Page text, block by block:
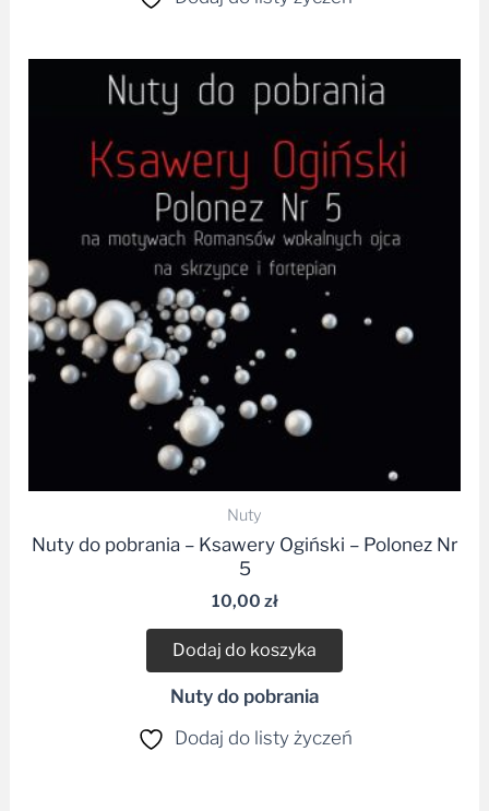
Nuty
Nuty do pobrania – Ksawery Ogiński – Polonez Nr
5
10,00 zł
Dodaj do koszyka
Nuty do pobrania
Dodaj do listy życzeń